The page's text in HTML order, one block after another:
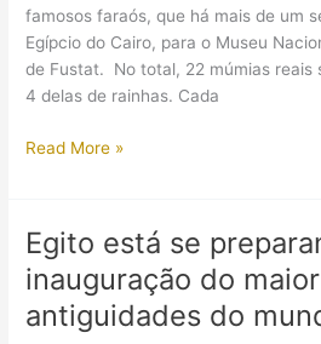
do
mundo
famosos faraós, que há mais de um
Egípcio do Cairo, para o Museu
de Fustat. No total, 22 múmias reais
4 delas de rainhas. Cada
Múmias
faraós
ganharão
um
novo
Read More »
Egito está se
inauguração do
antiguidades do